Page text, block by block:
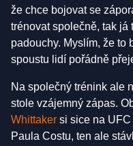
že chce bojovat se
trénovat společně, tak já
padouchy. Myslím, že to
spoustu lidí pořádně
Na společný trénink ale
stole vzájemný zápas.
Whittaker si sice na UFC
Paula Costu, ten ale